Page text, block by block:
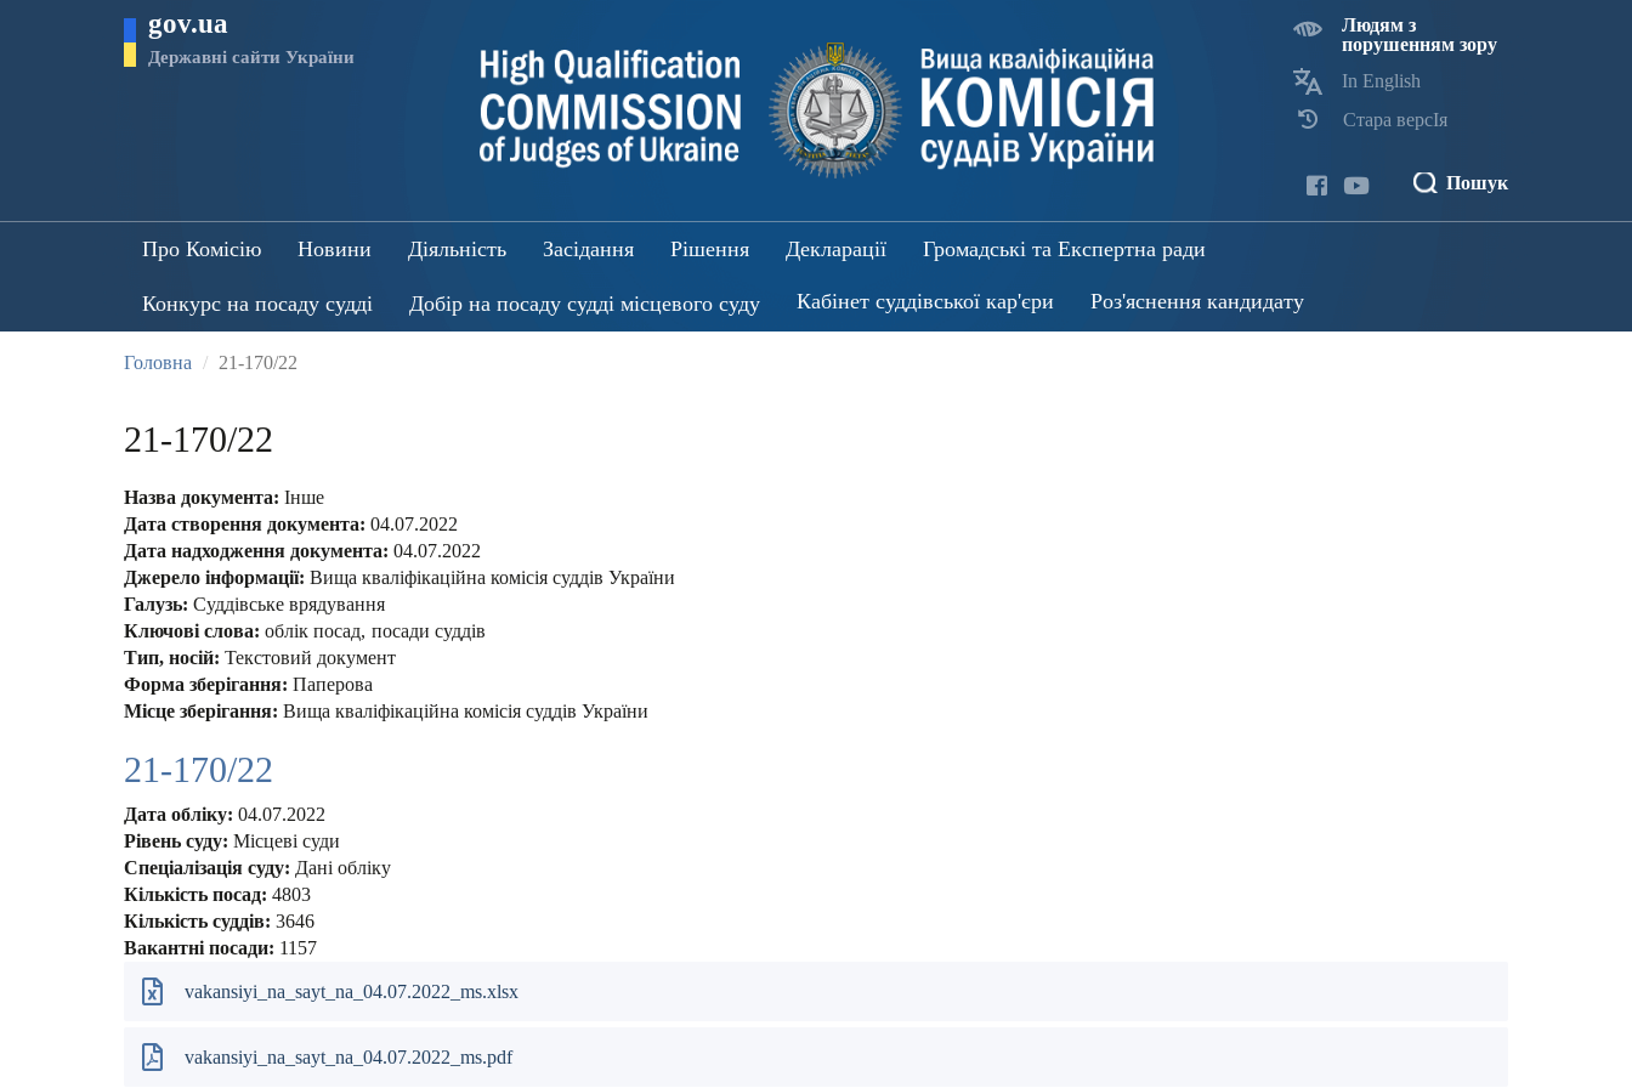
gov.ua
Державні сайти України
Людям з
порушенням зору
In English
Стара версІя
Пошук
Про Комісію Новини Діяльність Засідання Рішення Декларації Громадські та Експертна ради
Конкурс на посаду судді Добір на посаду судді місцевого суду Кабінет суддівської кар'єри Роз'яснення кандидату
Головна 21-170/22
21-170/22
Назва документа: Інше
Дата створення документа: 04.07.2022
Дата надходження документа: 04.07.2022
Джерело інформації: Вища кваліфікаційна комісія суддів України
Галузь: Суддівське врядування
Ключові слова: облік посад посади суддів
Тип, носій: Текстовий документ
Форма зберігання: Паперова
Місце зберігання: Вища кваліфікаційна комісія суддів України
21-170/22
Дата обліку: 04.07.2022
Рівень суду: Місцеві суди
Спеціалізація суду: Дані обліку
Кількість посад: 4803
Кількість суддів: 3646
Вакантні посади: 1157
vakansiyi_na_sayt_na_04.07.2022_ms.xlsx
vakansiyi_na_sayt_na_04.07.2022_ms.pdf